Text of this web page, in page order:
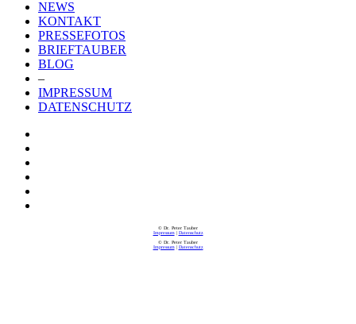
NEWS
KONTAKT
PRESSEFOTOS
BRIEFTAUBER
BLOG
–
IMPRESSUM
DATENSCHUTZ
© Dr. Peter Tauber
Impressum| Datenschutz
© Dr. Peter Tauber
Impressum| Datenschutz